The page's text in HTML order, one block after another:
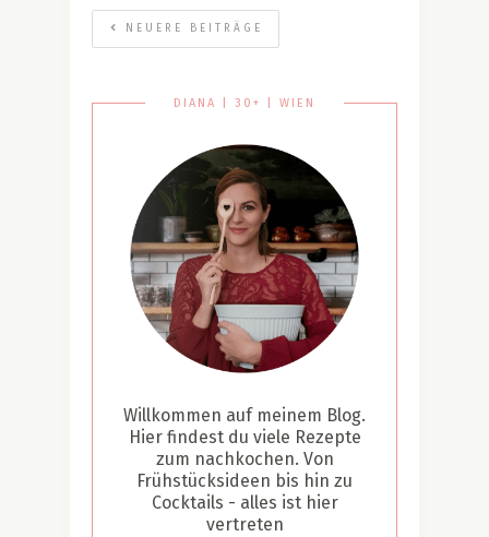
NEUERE BEITRÄGE
DIANA | 30+ | WIEN
Willkommen auf meinem Blog.
Hier findest du viele Rezepte
zum nachkochen. Von
Frühstücksideen bis hin zu
Cocktails - alles ist hier
vertreten